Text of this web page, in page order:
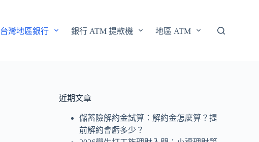
台灣地區銀行 銀行 ATM 提款機 地區 ATM
近期文章
儲蓄險解約金試算：解約金怎麼算？提
前解約會虧多少？